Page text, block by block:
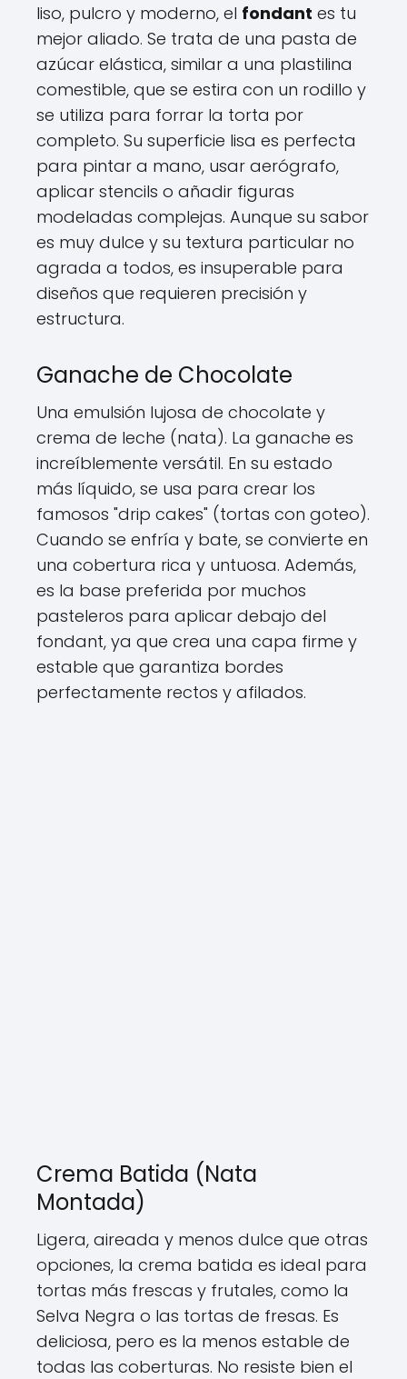
liso, pulcro y moderno, el fondant es tu
mejor aliado. Se trata de una pasta de
azúcar elástica, similar a una plastilina
comestible, que se estira con un rodillo y
se utiliza para forrar la torta por
completo. Su superficie lisa es perfecta
para pintar a mano, usar aerógrafo,
aplicar stencils o añadir figuras
modeladas complejas. Aunque su sabor
es muy dulce y su textura particular no
agrada a todos, es insuperable para
diseños que requieren precisión y
estructura.
Ganache de Chocolate
Una emulsión lujosa de chocolate y
crema de leche (nata). La ganache es
increíblemente versátil. En su estado
más líquido, se usa para crear los
famosos "drip cakes" (tortas con goteo).
Cuando se enfría y bate, se convierte en
una cobertura rica y untuosa. Además,
es la base preferida por muchos
pasteleros para aplicar debajo del
fondant, ya que crea una capa firme y
estable que garantiza bordes
perfectamente rectos y afilados.
Crema Batida (Nata
Montada)
Ligera, aireada y menos dulce que otras
opciones, la crema batida es ideal para
tortas más frescas y frutales, como la
Selva Negra o las tortas de fresas. Es
deliciosa, pero es la menos estable de
todas las coberturas. No resiste bien el